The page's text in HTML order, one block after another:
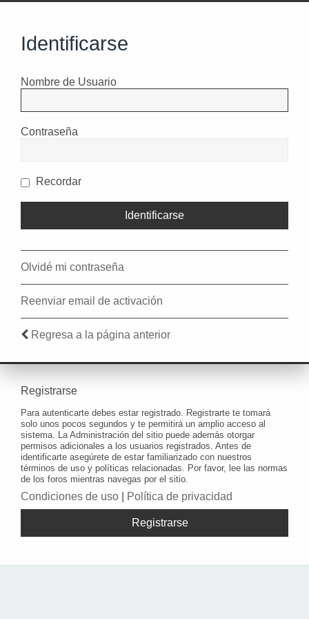
Identificarse
Nombre de Usuario
Contraseña
Recordar
Olvidé mi contraseña
Reenviar email de activación
Regresa a la página anterior
Registrarse
Para autenticarte debes estar registrado. Registrarte te tomará
solo unos pocos segundos y te permitirá un amplio acceso al
sistema. La Administración del sitio puede además otorgar
permisos adicionales a los usuarios registrados. Antes de
identificarte asegúrete de estar familiarizado con nuestros
términos de uso y políticas relacionadas. Por favor, lee las normas
de los foros mientras navegas por el sitio.
Condiciones de uso Política de privacidad
Registrarse